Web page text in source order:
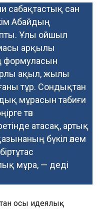
сабақтастық сан
Абайдың
Ұлы ойшыл
арқылы
формуласын
ақыл, жылы
тұр. Сондықтан
мұрасын табиғи
тән
атасақ, артық
бүкіл әлем
мұра, — деді
осы идеялық